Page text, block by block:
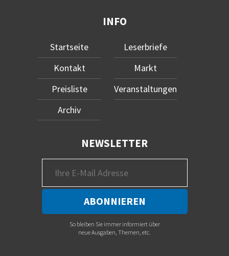
INFO
Startseite
Kontakt
Preisliste
Archiv
Leserbriefe
Markt
Veranstaltungen
NEWSLETTER
So bleiben Sie immer informiert über
neue Ausgaben, Themen, etc.